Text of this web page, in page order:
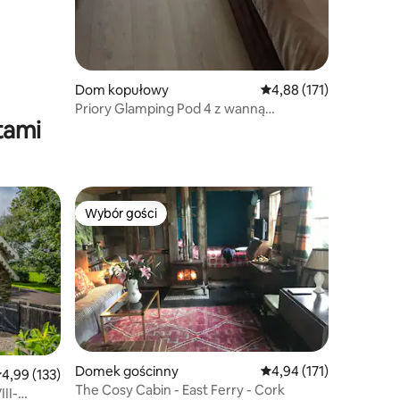
Dom kopułowy Średnia ocena: 4,88
4,88 (171)
Priory Glamping Pod 4 z wanną
gości
ocena: 4,99 na 5, liczba recenzji: 133
4,99 (133)
Wybór gości
Wybór gości
Domek gościnny Średnia ocena: 4,94
4,94 (171)
The Cosy Cabin - East Ferry - Cork